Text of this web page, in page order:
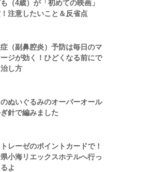
（4歳）が「初めての映画」
注意したいこと＆反省点
（副鼻腔炎）予防は毎日のマ
ジが効く！ひどくなる前にで
し方
のぬいぐるみのオーバーオール
針で編みました
レーゼのポイントカードで！
小海リエックスホテルへ行っ
よ